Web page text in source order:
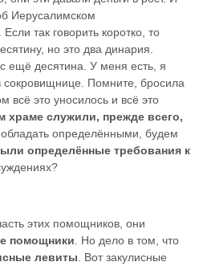
Иерусалимском
. Если так говорить коротко, то
но это два динария.
ещё десятина. У меня есть, я
сокровищнице. Помните, бросила
всё это уносилось и всё это
храме служили, прежде всего,
обладать определёнными, будем
определённые требования к
этих помощников, они
помощники . Но дело в том, что
левиты . Вот закулисные